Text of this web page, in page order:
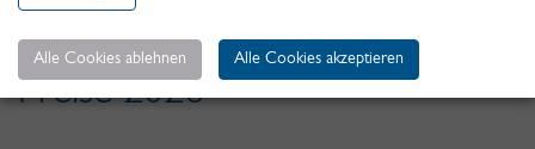
Preise 2026
Alle Cookies ablehnen Alle Cookies akzeptieren